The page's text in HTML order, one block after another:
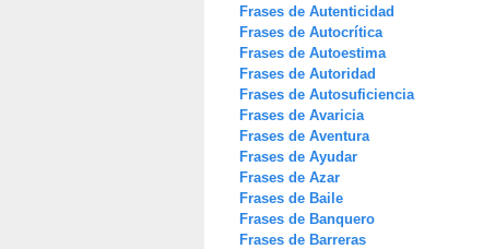
Frases de Autenticidad
Frases de Autocrítica
Frases de Autoestima
Frases de Autoridad
Frases de Autosuficiencia
Frases de Avaricia
Frases de Aventura
Frases de Ayudar
Frases de Azar
Frases de Baile
Frases de Banquero
Frases de Barreras